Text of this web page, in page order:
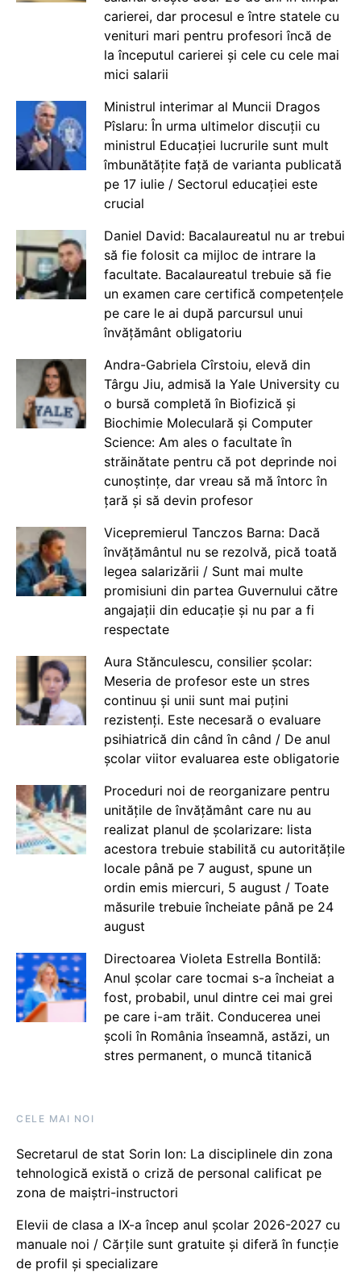
carierei, dar procesul e între statele cu
venituri mari pentru profesori încă de
la începutul carierei și cele cu cele mai
mici salarii
Ministrul interimar al Muncii Dragos
Pîslaru: În urma ultimelor discuții cu
ministrul Educației lucrurile sunt mult
îmbunătățite față de varianta publicată
pe 17 iulie / Sectorul educației este
crucial
Daniel David: Bacalaureatul nu ar trebui
să fie folosit ca mijloc de intrare la
facultate. Bacalaureatul trebuie să fie
un examen care certifică competențele
pe care le ai după parcursul unui
învățământ obligatoriu
Andra-Gabriela Cîrstoiu, elevă din
Târgu Jiu, admisă la Yale University cu
o bursă completă în Biofizică și
Biochimie Moleculară și Computer
Science: Am ales o facultate în
străinătate pentru că pot deprinde noi
cunoștințe, dar vreau să mă întorc în
țară și să devin profesor
Vicepremierul Tanczos Barna: Dacă
învățământul nu se rezolvă, pică toată
legea salarizării / Sunt mai multe
promisiuni din partea Guvernului către
angajații din educație și nu par a fi
respectate
Aura Stănculescu, consilier școlar:
Meseria de profesor este un stres
continuu și unii sunt mai puțini
rezistenți. Este necesară o evaluare
psihiatrică din când în când / De anul
școlar viitor evaluarea este obligatorie
Proceduri noi de reorganizare pentru
unitățile de învățământ care nu au
realizat planul de școlarizare: lista
acestora trebuie stabilită cu autoritățile
locale până pe 7 august, spune un
ordin emis miercuri, 5 august / Toate
măsurile trebuie încheiate până pe 24
august
Directoarea Violeta Estrella Bontilă:
Anul școlar care tocmai s-a încheiat a
fost, probabil, unul dintre cei mai grei
pe care i-am trăit. Conducerea unei
școli în România înseamnă, astăzi, un
stres permanent, o muncă titanică
CELE MAI NOI
Secretarul de stat Sorin Ion: La disciplinele din zona
tehnologică există o criză de personal calificat pe
zona de maiștri-instructori
Elevii de clasa a IX-a încep anul școlar 2026-2027 cu
manuale noi / Cărțile sunt gratuite și diferă în funcție
de profil și specializare